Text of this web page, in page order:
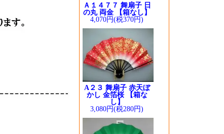
Ａ１４７７ 舞扇子 日
の丸 両金 【箱なし】
4,070円(税370円)
A２３ 舞扇子 赤天ぼ
かし 金箔桜 【箱な
し】
3,080円(税280円)